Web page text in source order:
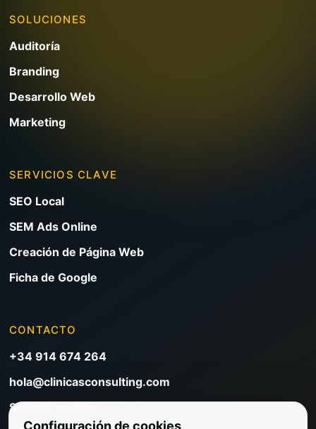
SOLUCIONES
Auditoría
Branding
Desarrollo Web
Marketing
SERVICIOS CLAVE
SEO Local
SEM Ads Online
Creación de Página Web
Ficha de Google
CONTACTO
+34 914 674 264
hola@clinicasconsulting.com
Solicitar reunión
Configuración de cookies